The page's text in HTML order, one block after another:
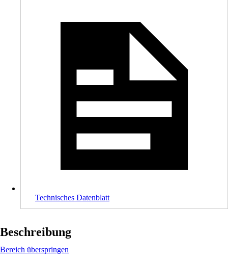
Technisches Datenblatt
Beschreibung
Bereich überspringen